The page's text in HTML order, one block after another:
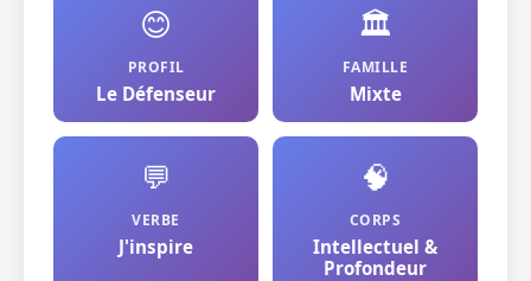
😊
PROFIL
Le Défenseur
🏛️
FAMILLE
Mixte
💬
VERBE
J'inspire
🧠
CORPS
Intellectuel &
Profondeur